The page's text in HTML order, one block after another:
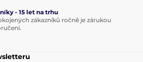
- 15 let na trhu
zákazníků ročně je zárukou